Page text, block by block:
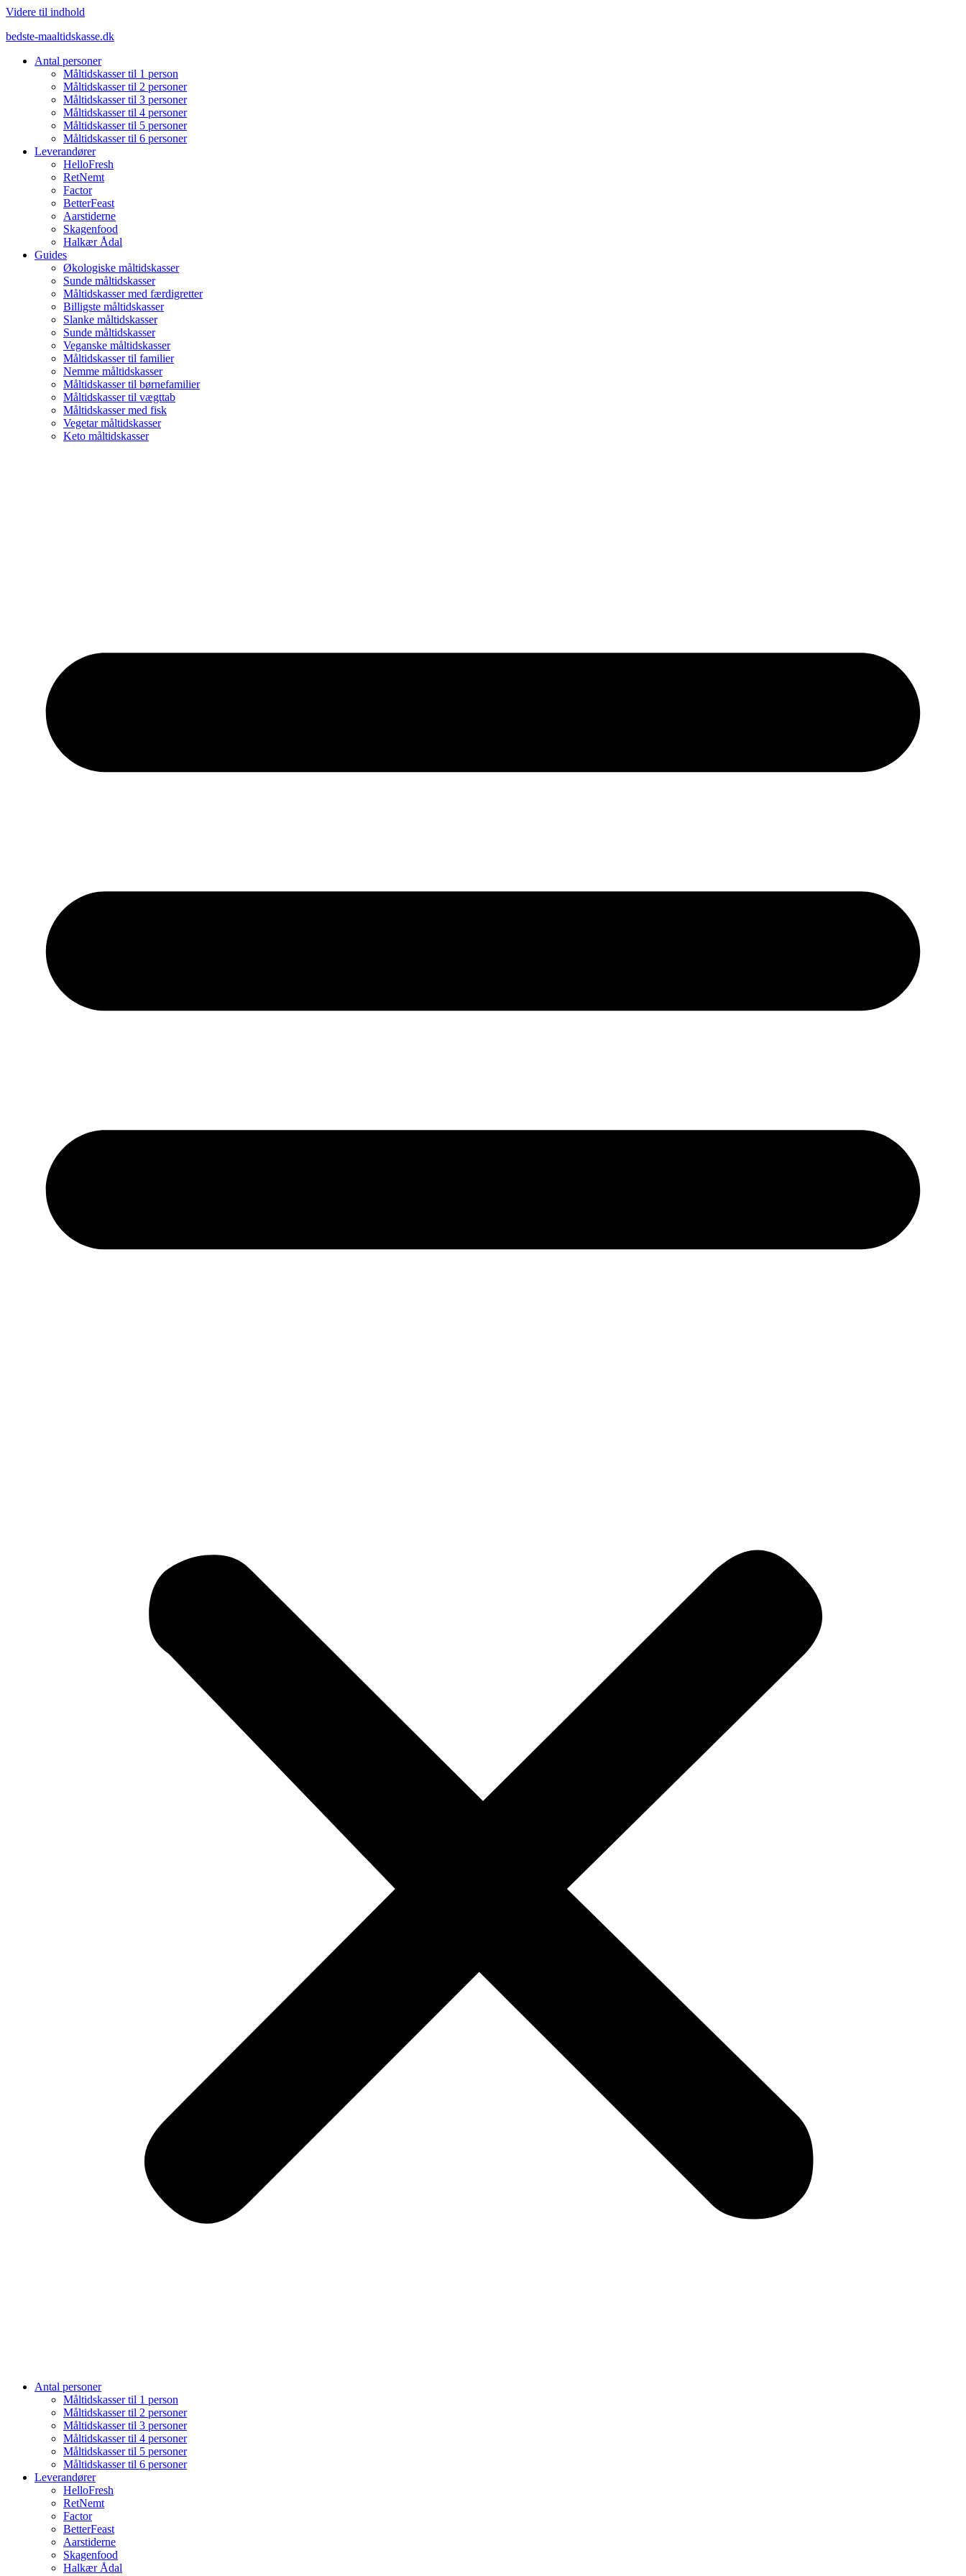
Videre til indhold
bedste-maaltidskasse.dk
Antal personer
Måltidskasser til 1 person
Måltidskasser til 2 personer
Måltidskasser til 3 personer
Måltidskasser til 4 personer
Måltidskasser til 5 personer
Måltidskasser til 6 personer
Leverandører
HelloFresh
RetNemt
Factor
BetterFeast
Aarstiderne
Skagenfood
Halkær Ådal
Guides
Økologiske måltidskasser
Sunde måltidskasser
Måltidskasser med færdigretter
Billigste måltidskasser
Slanke måltidskasser
Sunde måltidskasser
Veganske måltidskasser
Måltidskasser til familier
Nemme måltidskasser
Måltidskasser til børnefamilier
Måltidskasser til vægttab
Måltidskasser med fisk
Vegetar måltidskasser
Keto måltidskasser
Antal personer
Måltidskasser til 1 person
Måltidskasser til 2 personer
Måltidskasser til 3 personer
Måltidskasser til 4 personer
Måltidskasser til 5 personer
Måltidskasser til 6 personer
Leverandører
HelloFresh
RetNemt
Factor
BetterFeast
Aarstiderne
Skagenfood
Halkær Ådal